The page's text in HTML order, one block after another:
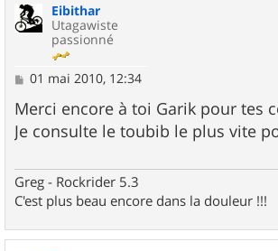
Eibithar
Utagawiste
passionné
M
s
s
a
01 mai 2010, 12:34
Merci encore à toi Garik pour tes
Je consulte le toubib le plus vite
Greg - Rockrider 5.3
C'est plus beau encore dans la douleur !!!